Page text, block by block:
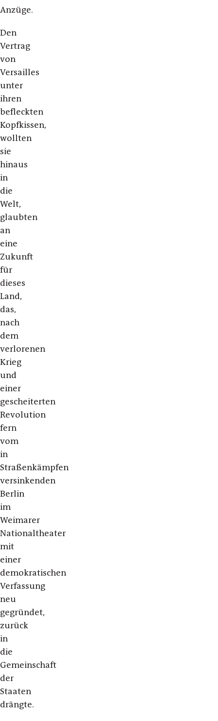
Anzüge.
Den
Vertrag
von
Versailles
unter
ihren
befleckten
Kopfkissen,
wollten
sie
hinaus
in
die
Welt,
glaubten
an
eine
Zukunft
für
dieses
Land,
das,
nach
dem
verlorenen
Krieg
und
einer
gescheiterten
Revolution
fern
vom
in
Straßenkämpfen
versinkenden
Berlin
im
Weimarer
Nationaltheater
mit
einer
demokratischen
Verfassung
neu
gegründet,
zurück
in
die
Gemeinschaft
der
Staaten
drängte.